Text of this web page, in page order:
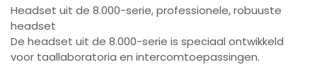
Headset uit de 8.000-serie, professionele, robuuste
headset
De headset uit de 8.000-serie is speciaal ontwikkeld
voor taallaboratoria en intercomtoepassingen.